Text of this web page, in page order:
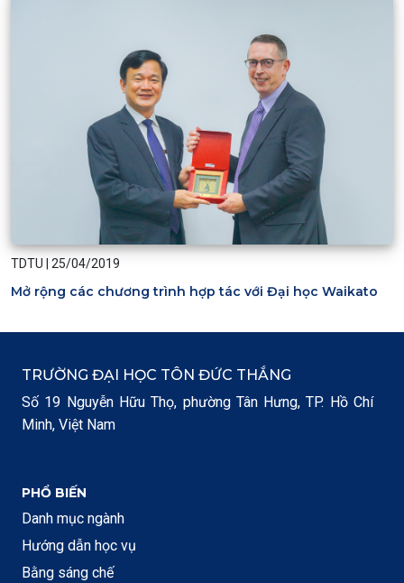
TDTU 25/04/2019
Mở rộng các chương trình hợp tác với Đại học Waikato
TRƯỜNG ĐẠI HỌC TÔN ĐỨC THẮNG
Số 19 Nguyễn Hữu Thọ, phường Tân Hưng, TP. Hồ Chí
Minh, Việt Nam
PHỔ BIẾN
Danh mục ngành
Hướng dẫn học vụ
Bằng sáng chế